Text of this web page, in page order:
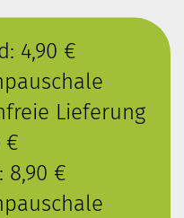
4,90 €
Lieferung
€
8,90 €